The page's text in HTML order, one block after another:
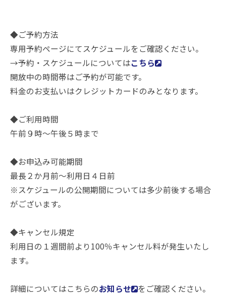
◆ご予約方法
専用予約ページにてスケジュールをご確認ください。
→予約・スケジュールについてはこちら
開放中の時間帯はご予約が可能です。
料金のお支払いはクレジットカードのみとなります。
◆ご利用時間
午前９時～午後５時まで
◆お申込み可能期間
最長２か月前～利用日４日前
※スケジュールの公開期間については多少前後する場合
がございます。
◆キャンセル規定
利用日の１週間前より100％キャンセル料が発生いたし
ます。
詳細についてはこちらのお知らせ をご確認ください。